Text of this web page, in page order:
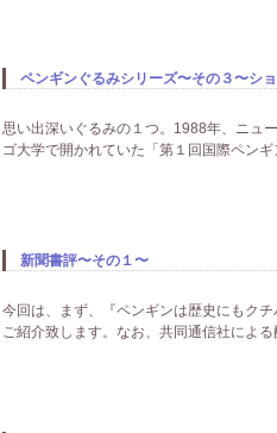
ペンギンぐるみシリーズ〜その３〜シ
思い出深いぐるみの１つ。1988年、ニュ
ゴ大学で開かれていた「第１回国際ペン
新聞書評〜その１〜
今回は、まず、『ペンギンは歴史にもク
ご紹介致します。なお、共同通信社によ